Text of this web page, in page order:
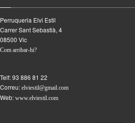
Perruqueria Elvi Estil
Carrer Sant Sebastià, 4
08500 Vic
Com arribar-hi?
Telf:93 886 81 22
Correu: elviestil@gmail.com
Web: www.elviestil.com